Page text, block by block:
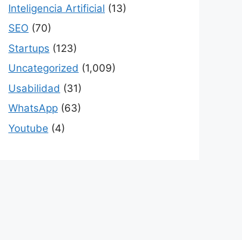
Inteligencia Artificial (13)
SEO (70)
Startups (123)
Uncategorized (1,009)
Usabilidad (31)
WhatsApp (63)
Youtube (4)